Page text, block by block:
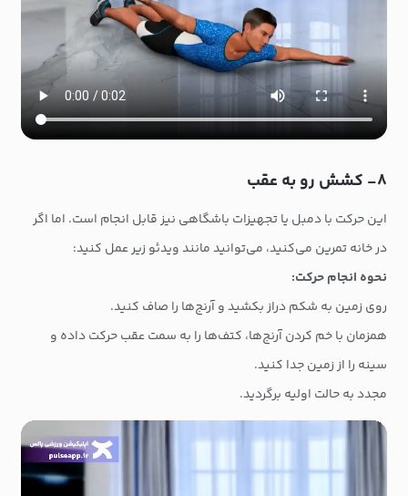
۸- کشش رو به عقب
این حرکت با دمبل یا تجهیزات باشگاهی نیز قابل انجام است. اما اگر
در خانه تمرین می‌کنید، می‌توانید مانند ویدئو زیر عمل کنید:
نحوه انجام حرکت:
روی زمین به شکم دراز بکشید و آرنج‌ها را صاف کنید.
همزمان با خم کردن آرنج‌ها، کتف‌ها را به سمت عقب حرکت داده و
سینه را از زمین جدا کنید.
مجدد به حالت اولیه برگردید.